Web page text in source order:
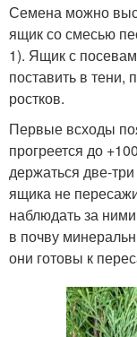
Семена можно
ящик со смесью
1). Ящик с
поставить в
ростков.
Первые всходы
прогреется до +100
держаться две-
ящика не
наблюдать за
в почву
они готовы к